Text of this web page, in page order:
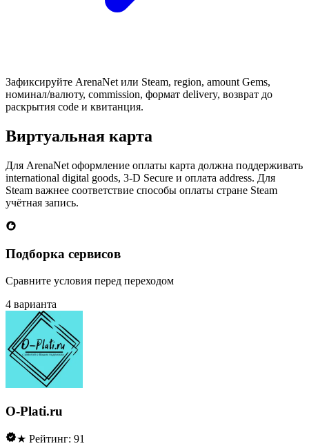
Зафиксируйте ArenaNet или Steam, region, amount Gems,
номинал/валюту, commission, формат delivery, возврат до
раскрытия code и квитанция.
Виртуальная карта
Для ArenaNet оформление оплаты карта должна поддерживать
international digital goods, 3-D Secure и оплата address. Для
Steam важнее соответствие способы оплаты стране Steam
учётная запись.
Подборка сервисов
Сравните условия перед переходом
4 варианта
O-Plati.ru
★ Рейтинг: 91